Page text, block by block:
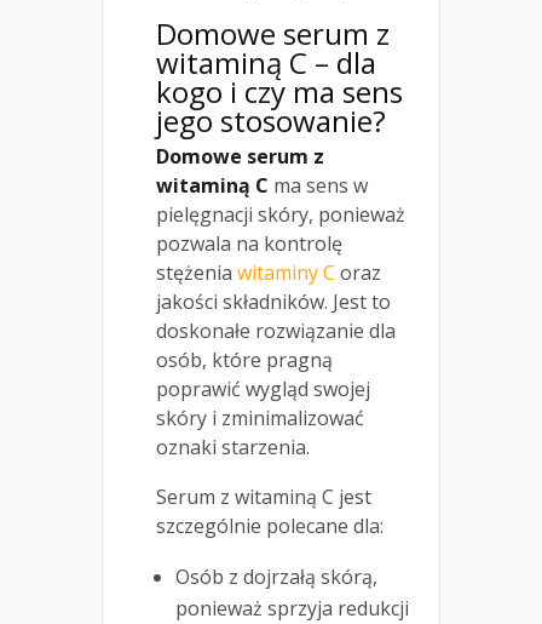
Domowe serum z
witaminą C – dla
kogo i czy ma sens
jego stosowanie?
Domowe serum z
witaminą C ma sens w
pielęgnacji skóry, ponieważ
pozwala na kontrolę
stężenia witaminy C oraz
jakości składników. Jest to
doskonałe rozwiązanie dla
osób, które pragną
poprawić wygląd swojej
skóry i zminimalizować
oznaki starzenia.
Serum z witaminą C jest
szczególnie polecane dla:
Osób z dojrzałą skórą,
ponieważ sprzyja redukcji